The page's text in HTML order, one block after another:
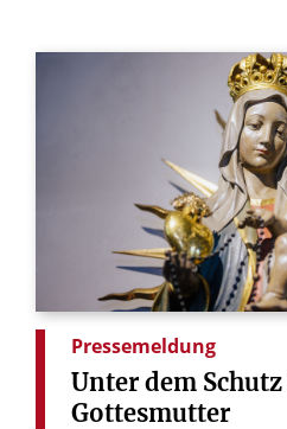
Pressemeldung
Unter dem Schutz
Gottesmutter